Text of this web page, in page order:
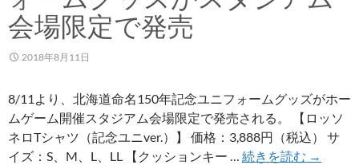
会場限定で発売
2018年8月11日
8/11より、北海道命名150年記念ユニフォームグッズがホー
ムゲーム開催スタジアム会場限定で発売される。 【ロッソ
ネロTシャツ（記念ユニver.）】 価格：3,888円（税込） サ
イズ：S、M、L、LL 【クッションキー … 続きを読む 北
→